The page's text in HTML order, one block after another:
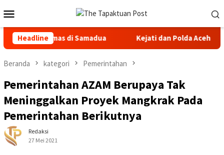
ke
kontenMobile
Headline
di Samadua Kejati dan Polda Aceh Usut Pokir
Beranda kategori Pemerintahan
Pemerintahan AZAM Berupaya Tak
Meninggalkan Proyek Mangkrak Pada
Pemerintahan Berikutnya
Redaksi
27 Mei 2021